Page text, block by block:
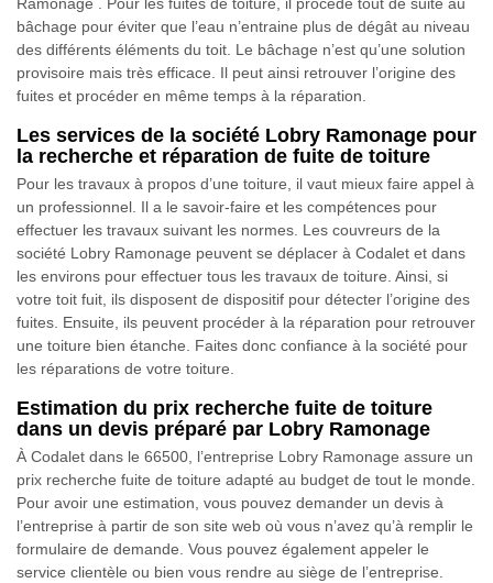
Ramonage . Pour les fuites de toiture, il procède tout de suite au
bâchage pour éviter que l’eau n’entraine plus de dégât au niveau
des différents éléments du toit. Le bâchage n’est qu’une solution
provisoire mais très efficace. Il peut ainsi retrouver l’origine des
fuites et procéder en même temps à la réparation.
Les services de la société Lobry Ramonage pour
la recherche et réparation de fuite de toiture
Pour les travaux à propos d’une toiture, il vaut mieux faire appel à
un professionnel. Il a le savoir-faire et les compétences pour
effectuer les travaux suivant les normes. Les couvreurs de la
société Lobry Ramonage peuvent se déplacer à Codalet et dans
les environs pour effectuer tous les travaux de toiture. Ainsi, si
votre toit fuit, ils disposent de dispositif pour détecter l’origine des
fuites. Ensuite, ils peuvent procéder à la réparation pour retrouver
une toiture bien étanche. Faites donc confiance à la société pour
les réparations de votre toiture.
Estimation du prix recherche fuite de toiture
dans un devis préparé par Lobry Ramonage
À Codalet dans le 66500, l’entreprise Lobry Ramonage assure un
prix recherche fuite de toiture adapté au budget de tout le monde.
Pour avoir une estimation, vous pouvez demander un devis à
l’entreprise à partir de son site web où vous n’avez qu’à remplir le
formulaire de demande. Vous pouvez également appeler le
service clientèle ou bien vous rendre au siège de l’entreprise.